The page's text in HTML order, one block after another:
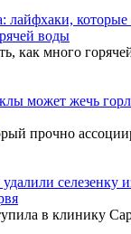
лайфхаки, которые
воды
как много
может жечь
прочно
селезенку
в клинику